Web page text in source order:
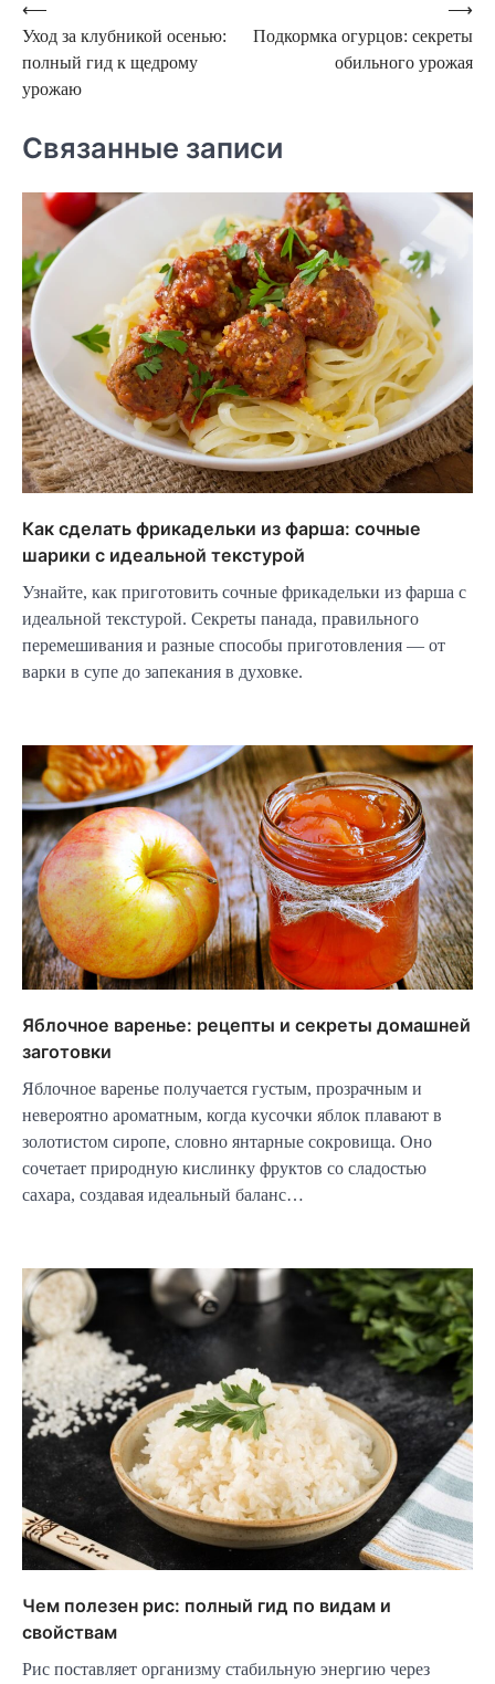
Навигация
по
записям
⟵
Уход за клубникой осенью:
полный гид к щедрому
урожаю
Подкормка огурцов: секреты
обильного урожая
⟶
Связанные записи
Как сделать фрикадельки из фарша: сочные
шарики с идеальной текстурой
Узнайте, как приготовить сочные фрикадельки из фарша с
идеальной текстурой. Секреты панада, правильного
перемешивания и разные способы приготовления — от
варки в супе до запекания в духовке.
Яблочное варенье: рецепты и секреты домашней
заготовки
Яблочное варенье получается густым, прозрачным и
невероятно ароматным, когда кусочки яблок плавают в
золотистом сиропе, словно янтарные сокровища. Оно
сочетает природную кислинку фруктов со сладостью
сахара, создавая идеальный баланс…
Чем полезен рис: полный гид по видам и
свойствам
Рис поставляет организму стабильную энергию через